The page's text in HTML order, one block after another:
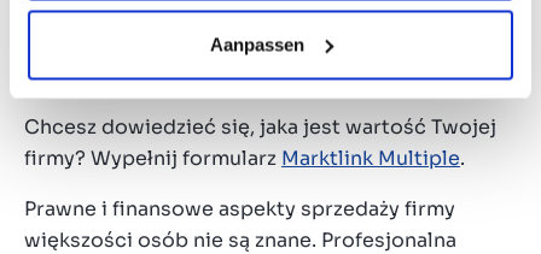
Aanpassen
negocjacji, aby zapewnić równowagę między
Twoimi interesami a interesami doświadczonych
nabywców.
Chcesz dowiedzieć się, jaka jest wartość Twojej
firmy? Wypełnij formularz Marktlink Multiple.
Prawne i finansowe aspekty sprzedaży firmy
większości osób nie są znane. Profesjonalna